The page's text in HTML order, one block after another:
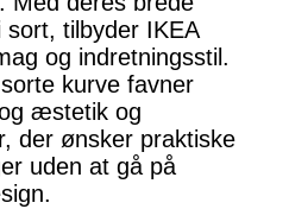
tilbyder IKEA
og indretningsstil.
kurve favner
æstetik og
der ønsker praktiske
uden at gå på